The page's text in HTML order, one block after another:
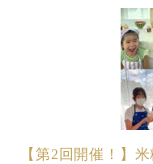
【第2回開催！】